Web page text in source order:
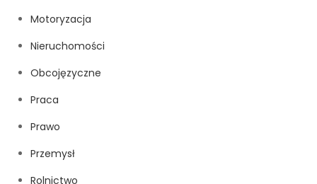
Motoryzacja
Nieruchomości
Obcojęzyczne
Praca
Prawo
Przemysł
Rolnictwo